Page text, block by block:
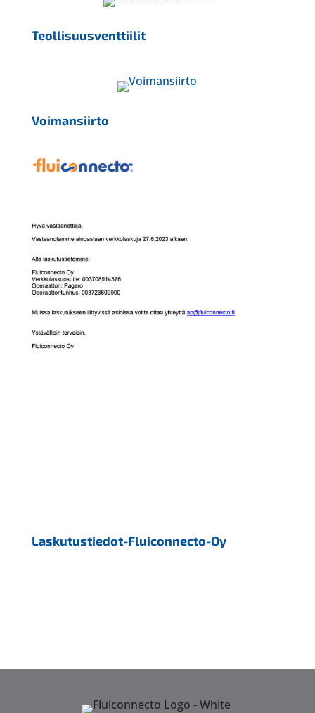
Teollisuusventtiilit
Voimansiirto
Laskutustiedot-Fluiconnecto-Oy